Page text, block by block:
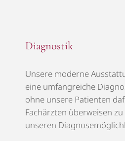
Diagnostik
Unsere moderne
eine umfangreiche
ohne unsere Patienten
Fachärzten überweisen
unseren